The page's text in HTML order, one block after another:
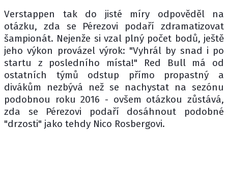
Verstappen tak do jisté míry odpověděl na
otázku, zda se Pérezovi podaří zdramatizovat
šampionát. Nejenže si vzal plný počet bodů, ještě
jeho výkon provázel výrok: "Vyhrál by snad i po
startu z posledního místa!" Red Bull má od
ostatních týmů odstup přímo propastný a
divákům nezbývá než se nachystat na sezónu
podobnou roku 2016 - ovšem otázkou zůstává,
zda se Pérezovi podaří dosáhnout podobné
"drzosti" jako tehdy Nico Rosbergovi.